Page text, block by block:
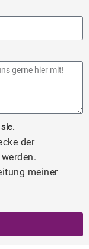
der
meiner